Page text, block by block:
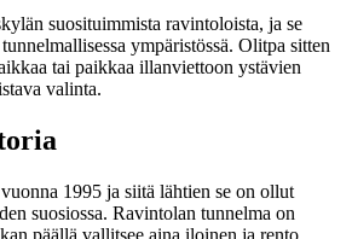
suosituimmista ravintoloista, ja se
ympäristössä. Olitpa sitten
tai paikkaa illanviettoon ystävien
valinta.
1995 ja siitä lähtien se on ollut
suosiossa. Ravintolan tunnelma on
päällä vallitsee aina iloinen ja rento